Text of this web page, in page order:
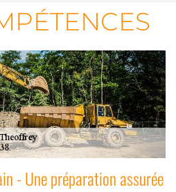
- Une préparation assurée